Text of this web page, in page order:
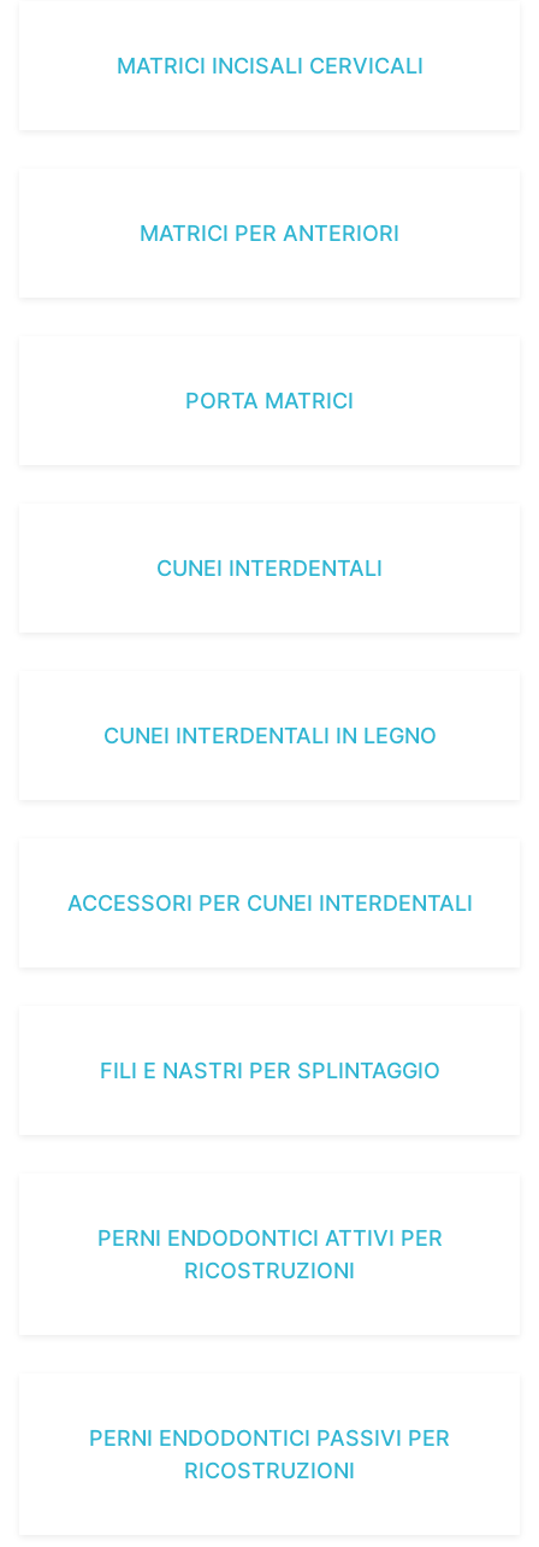
MATRICI INCISALI CERVICALI
MATRICI PER ANTERIORI
PORTA MATRICI
CUNEI INTERDENTALI
CUNEI INTERDENTALI IN LEGNO
ACCESSORI PER CUNEI INTERDENTALI
FILI E NASTRI PER SPLINTAGGIO
PERNI ENDODONTICI ATTIVI PER
RICOSTRUZIONI
PERNI ENDODONTICI PASSIVI PER
RICOSTRUZIONI